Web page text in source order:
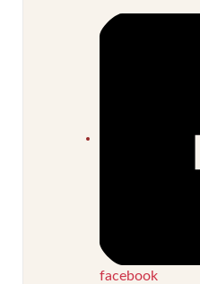
facebook